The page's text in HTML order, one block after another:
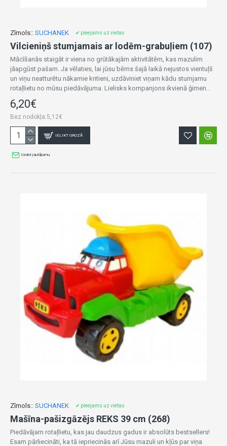
Zīmols:: SUCHANEK ✔ pieejams uz vietas
Vilcieniņš stumjamais ar lodēm-grabuļiem (107)
Mācīšanās staigāt ir viena no grūtākajām aktivitātēm, kas mazulim
jāapgūst pašam. Ja vēlaties, lai jūsu bērns šajā laikā nejustos vientuļš
un viņu neatturētu nākamie kritieni, uzdāviniet viņam kādu stumjamu
rotaļlietu no mūsu piedāvājuma. Lielisks kompanjons ikvienā ģimen..
6,20€
Bez nodokļa:5,12€
IELIKT GROZĀ
Uzdot jautājumu
Zīmols:: SUCHANEK ✔ pieejams uz vietas
Mašīna-pašizgāzējs REKS 39 cm (268)
Piedāvājam rotaļlietu, kas jau daudzus gadus ir absolūts bestsellers!
Esam pārliecināti, ka tā iepriecinās arī Jūsu mazuli un kļūs par viņa